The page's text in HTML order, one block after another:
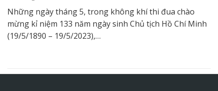
Những ngày tháng 5, trong không khí thi đua chào
mừng kỉ niệm 133 năm ngày sinh Chủ tịch Hồ Chí Minh
(19/5/1890 – 19/5/2023),…